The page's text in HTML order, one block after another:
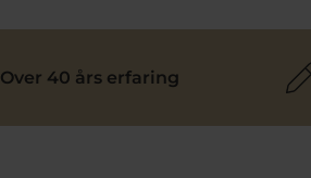
Over 40 års erfaring